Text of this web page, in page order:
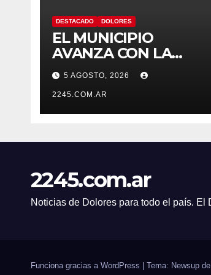
DESTACADO DOLORES
EL MUNICIPIO
AVANZA CON LA
LIMPIEZA Y
MANTENIMIENTO
DE DESAGÜES
5 AGOSTO, 2026
2245.COM.AR
2245.com.ar
Noticias de Dolores para todo el país.
Funciona gracias a WordPress Tema: Newsup de